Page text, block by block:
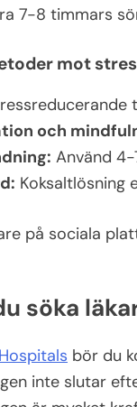
7-8 timmars
mot
och
Använd
Koksaltlösning
på sociala
söka
bör du
inte slutar